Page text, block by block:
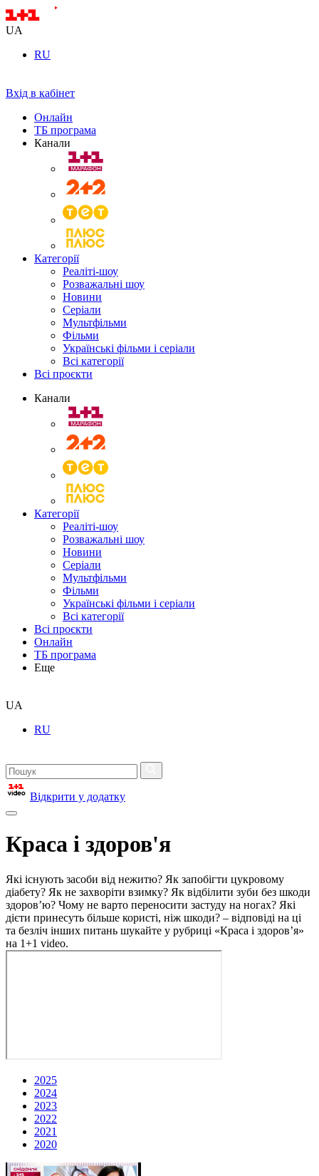
UA
RU
Вхід в кабінет
Онлайн
ТБ програма
Канали
Категорії
Реаліті-шоу
Розважальні шоу
Новини
Серіали
Мультфільми
Фільми
Українські фільми і серіали
Всі категорії
Всі проєкти
Канали
Категорії
Реаліті-шоу
Розважальні шоу
Новини
Серіали
Мультфільми
Фільми
Українські фільми і серіали
Всі категорії
Всі проєкти
Онлайн
ТБ програма
Еще
UA
RU
Відкрити у додатку
Краса і здоров'я
Які існують засоби від нежитю? Як запобігти цукровому
діабету? Як не захворіти взимку? Як відбілити зуби без шкоди
здоров’ю? Чому не варто переносити застуду на ногах? Які
дієти принесуть більше користі, ніж шкоди? – відповіді на ці
та безліч інших питань шукайте у рубриці «Краса і здоров’я»
на 1+1 video.
2025
2024
2023
2022
2021
2020